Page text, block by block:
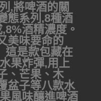
,將啤酒的關
態系列,8種酒
酒精濃度。
美味要命的
這是款包藏在
果炸彈,用上
、芒果、木
盆子等八款水
風味釀進啤酒